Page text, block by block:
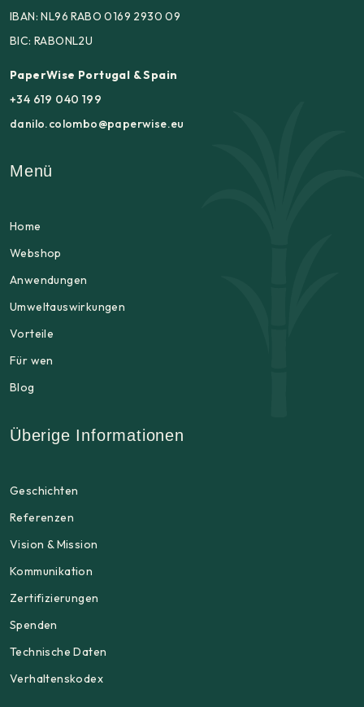
IBAN: NL96 RABO 0169 2930 09
BIC: RABONL2U
PaperWise Portugal & Spain
+34 619 040 199
danilo.colombo@paperwise.eu
Menü
Home
Webshop
Anwendungen
Umweltauswirkungen
Vorteile
Für wen
Blog
Überige Informationen
Geschichten
Referenzen
Vision & Mission
Kommunikation
Zertifizierungen
Spenden
Technische Daten
Verhaltenskodex